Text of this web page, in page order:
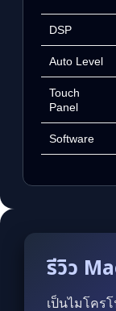
DSP
Auto Level
Touch
Panel
Software
รีวิว
เป็นไมโคร